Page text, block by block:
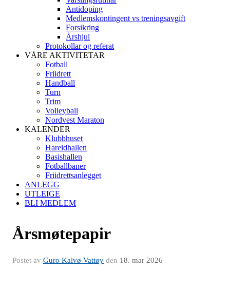
Antidoping
Medlemskontingent vs treningsavgift
Forsikring
Årshjul
Protokollar og referat
VÅRE AKTIVITETAR
Fotball
Friidrett
Handball
Turn
Trim
Volleyball
Nordvest Maraton
KALENDER
Klubbhuset
Hareidhallen
Basishallen
Fotballbaner
Friidrettsanlegget
ANLEGG
UTLEIGE
BLI MEDLEM
Årsmøtepapir
Postet av Guro Kalvø Vattøy den 18. mar 2026